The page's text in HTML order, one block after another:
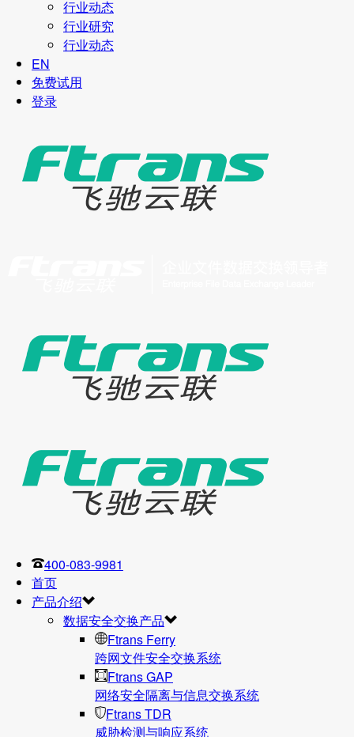
行业动态
行业研究
行业动态
EN
免费试用
登录
400-083-9981
首页
产品介绍
数据安全交换产品
Ftrans Ferry
跨网文件安全交换系统
Ftrans GAP
网络安全隔离与信息交换系统
Ftrans TDR
威胁检测与响应系统